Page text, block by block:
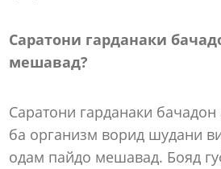
Саратони гарданаки
мешавад?
Саратони гарданаки
ба организм ворид шудани
одам пайдо мешавад. Бояд